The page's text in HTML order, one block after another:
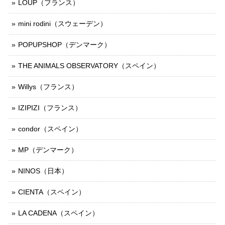
LOUP（フランス）
mini rodini（スウェーデン）
POPUPSHOP（デンマーク）
THE ANIMALS OBSERVATORY（スペイン）
Willys（フランス）
IZIPIZI（フランス）
condor（スペイン）
MP（デンマーク）
NINOS（日本）
CIENTA（スペイン）
LA CADENA（スペイン）